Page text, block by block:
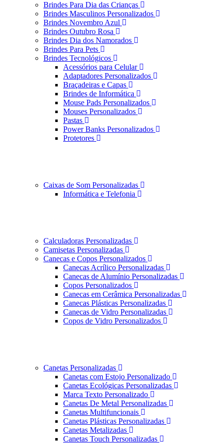
Brindes Para Dia das Crianças
Brindes Masculinos Personalizados
Brindes Novembro Azul
Brindes Outubro Rosa
Brindes Dia dos Namorados
Brindes Para Pets
Brindes Tecnológicos
Acessórios para Celular
Adaptadores Personalizados
Braçadeiras e Capas
Brindes de Informática
Mouse Pads Personalizados
Mouses Personalizados
Pastas
Power Banks Personalizados
Protetores
Caixas de Som Personalizadas
Informática e Telefonia
Calculadoras Personalizadas
Camisetas Personalizadas
Canecas e Copos Personalizados
Canecas Acrílico Personalizadas
Canecas de Alumínio Personalizadas
Copos Personalizados
Canecas em Cerâmica Personalizadas
Canecas Plásticas Personalizadas
Canecas de Vidro Personalizadas
Copos de Vidro Personalizados
Canetas Personalizadas
Canetas com Estojo Personalizado
Canetas Ecológicas Personalizadas
Marca Texto Personalizado
Canetas De Metal Personalizadas
Canetas Multifuncionais
Canetas Plásticas Personalizadas
Canetas Metalizadas
Canetas Touch Personalizadas